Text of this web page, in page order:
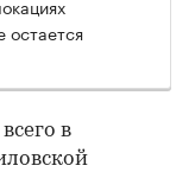
остается
в